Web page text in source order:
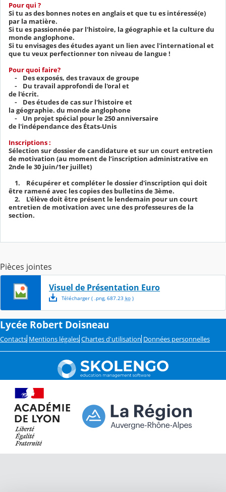
Pour qui ?
Si tu as des bonnes notes en anglais et que tu es intéressé(e)
par la matière.
Si tu es passionnée par l'histoire, la géographie et la culture du
monde anglophone.
Si tu envisages des études ayant un lien avec l'international et
que tu veux perfectionner ton niveau de langue !
Pour quoi faire?
⁃ Des exposés, des travaux de groupe
⁃ Du travail approfondi de l'oral et
de l'écrit.
⁃ Des études de cas sur l'histoire et
la géographie. du monde anglophone
⁃ Un projet spécial pour le 250 anniversaire
de l'indépendance des États-Unis
Inscriptions :
Sélection sur dossier de candidature et sur un court entretien
de motivation (au moment de l’inscription administrative en
2nde le 30 juin/1er juillet)
1. Récupérer et compléter le dossier d'inscription qui doit
être ramené avec les copies des bulletins de 3ème.
2. L'élève doit être présent le lendemain pour un court
entretien de motivation avec une des professeures de la
section.
Pièces jointes
Visuel de Présentation Euro
Télécharger( .png, 687.23 ko)
Lycée Robert Doisneau
Contacts Mentions légales Chartes d'utilisation Données personnelles